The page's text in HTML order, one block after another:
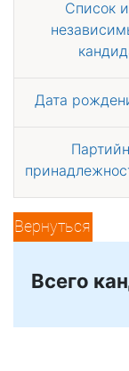
Список
Дата
Вернуться
Всего